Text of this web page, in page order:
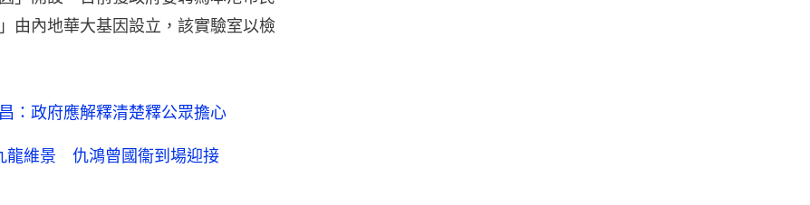
由內地華大基因設立，該實驗室以檢
：政府應解釋清楚釋公眾擔心
龍維景 仇鴻曾國衞到場迎接